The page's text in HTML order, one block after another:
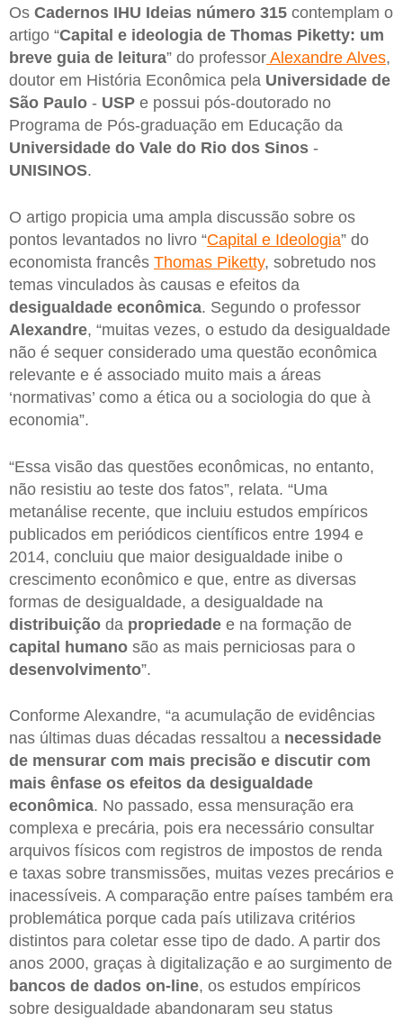
Os Cadernos IHU Ideias número 315 contemplam o
artigo “Capital e ideologia de Thomas Piketty: um
breve guia de leitura” do professor Alexandre Alves,
doutor em História Econômica pela Universidade de
São Paulo - USP e possui pós-doutorado no
Programa de Pós-graduação em Educação da
Universidade do Vale do Rio dos Sinos -
UNISINOS.
O artigo propicia uma ampla discussão sobre os
pontos levantados no livro “Capital e Ideologia” do
economista francês Thomas Piketty, sobretudo nos
temas vinculados às causas e efeitos da
desigualdade econômica. Segundo o professor
Alexandre, “muitas vezes, o estudo da desigualdade
não é sequer considerado uma questão econômica
relevante e é associado muito mais a áreas
‘normativas’ como a ética ou a sociologia do que à
economia”.
“Essa visão das questões econômicas, no entanto,
não resistiu ao teste dos fatos”, relata. “Uma
metanálise recente, que incluiu estudos empíricos
publicados em periódicos científicos entre 1994 e
2014, concluiu que maior desigualdade inibe o
crescimento econômico e que, entre as diversas
formas de desigualdade, a desigualdade na
distribuição da propriedade e na formação de
capital humano são as mais perniciosas para o
desenvolvimento”.
Conforme Alexandre, “a acumulação de evidências
nas últimas duas décadas ressaltou a necessidade
de mensurar com mais precisão e discutir com
mais ênfase os efeitos da desigualdade
econômica. No passado, essa mensuração era
complexa e precária, pois era necessário consultar
arquivos físicos com registros de impostos de renda
e taxas sobre transmissões, muitas vezes precários e
inacessíveis. A comparação entre países também era
problemática porque cada país utilizava critérios
distintos para coletar esse tipo de dado. A partir dos
anos 2000, graças à digitalização e ao surgimento de
bancos de dados on-line, os estudos empíricos
sobre desigualdade abandonaram seu status